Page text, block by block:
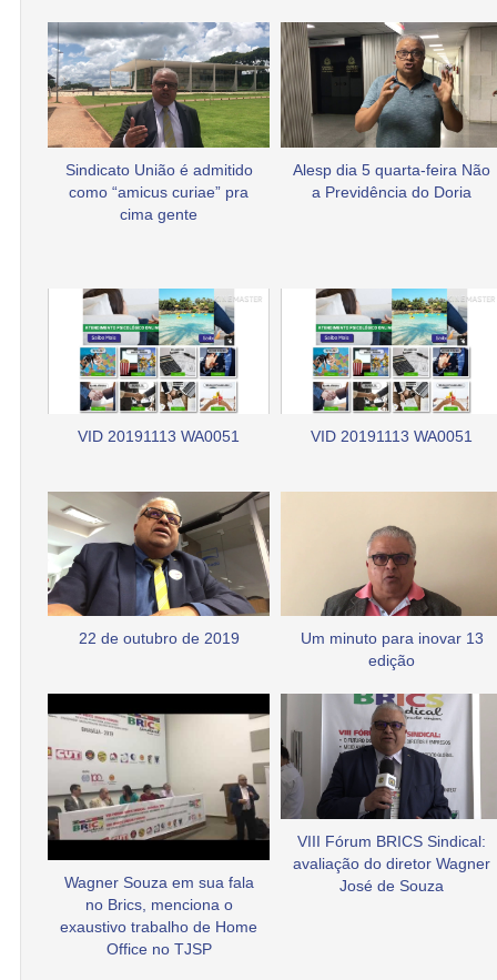
Sindicato União é admitido
como “amicus curiae” pra
cima gente
Alesp dia 5 quarta-feira Não
a Previdência do Doria
VID 20191113 WA0051 VID 20191113 WA0051
22 de outubro de 2019
Um minuto para inovar 13
edição
Wagner Souza em sua fala
no Brics, menciona o
exaustivo trabalho de Home
Office no TJSP
VIII Fórum BRICS Sindical:
avaliação do diretor Wagner
José de Souza